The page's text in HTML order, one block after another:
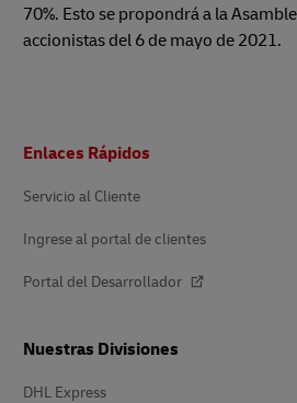
70%. Esto se propondrá a la
accionistas del 6 de mayo de 2021.
de
Enlaces Rápidos
Servicio al Cliente
Ingrese al portal de clientes
Portal del Desarrollador
Nuestras Divisiones
DHL Express